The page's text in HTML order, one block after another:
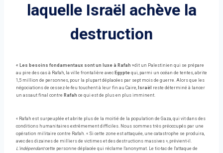
laquelle Israël achève la
destruction
« Les besoins fondamentaux sont un luxe à Rafah »dit un Palestinien qui se prépare
au pire des cas à Rafah, la ville frontalière avec Egypte qui, parmi un océan de tentes, abrite
1,5 million de personnes, pour la plupart déplacées par sept mois de guerre. Alors que les
négociations de cessez-le-feu touchent à leur fin au Caire, Israël reste déterminé à lancer
un assaut final contre Rafah ce qui est de plus en plus imminent.
« Rafah est surpeuplée et abrite plus de la moitié de la population de Gaza, qui vit dans des
conditions humanitaires extrêmement difficiles. Nous sommes très préoccupés par une
opération militaire contre Rafah. « Si cette zone est attaquée, une catastrophe se produira,
avec des dizaines de milliers de victimes et des destructions massives », prévient-il.
L'indépendantcette personne déplacée qui réclame l'anonymat. Le tic-tac de l'attaque de